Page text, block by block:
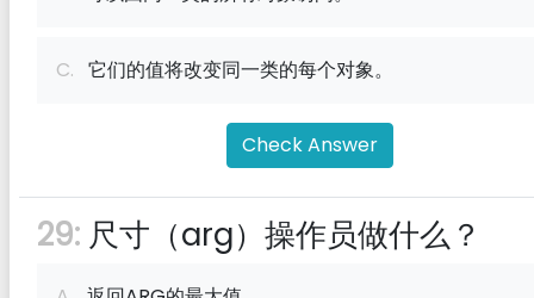
C. 它们的值将改变同一类的每个对象。
Check Answer
29: 尺寸（arg）操作员做什么？